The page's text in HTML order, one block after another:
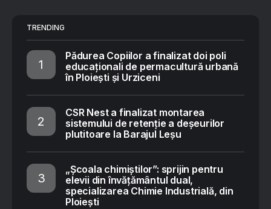
TRENDING
Pădurea Copiilor a finalizat doi poli
educaționali de permacultură urbană
în Ploiești și Urziceni
CSR Nest a finalizat montarea
sistemului de retenție a deșeurilor
plutitoare la Barajul Leșu
„Școala chimiștilor”: sprijin pentru
elevii din învățământul dual,
specializarea Chimie Industrială, din
Ploiești